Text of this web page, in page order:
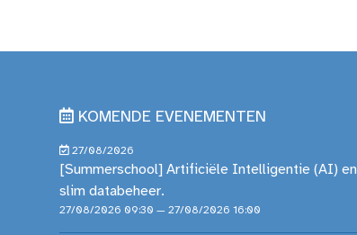
KOMENDE EVENEMENTEN
27/08/2026
[Summerschool] Artificiële Intelligentie (AI) en
slim databeheer.
27/08/2026 09:30 — 27/08/2026 16:00